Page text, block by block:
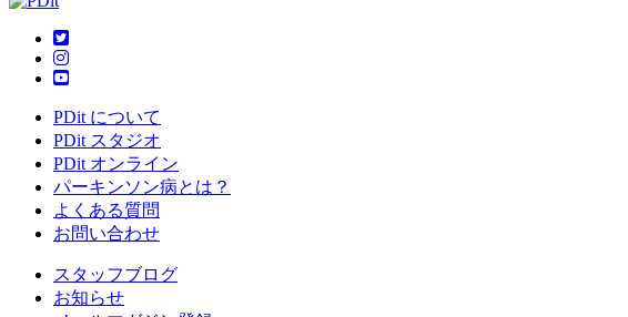
PDit について
PDit スタジオ
PDit オンライン
パーキンソン病とは？
よくある質問
お問い合わせ
スタッフブログ
お知らせ